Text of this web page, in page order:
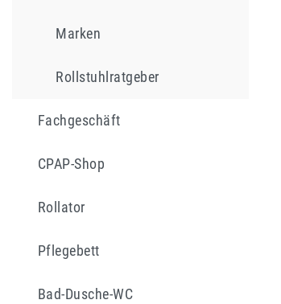
Marken
Rollstuhlratgeber
Fachgeschäft
CPAP-Shop
Rollator
Pflegebett
Bad-Dusche-WC